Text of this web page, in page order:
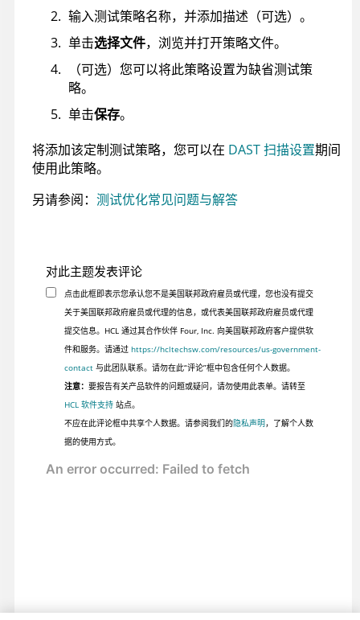
输入测试策略名称，并添加描述（可选）。
单击选择文件，浏览并打开策略文件。
（可选）您可以将此策略设置为缺省测试策
略。
单击保存。
将添加该定制测试策略，您可以在 DAST 扫描设置期间
使用此策略。
另请参阅： 测试优化常见问题与解答
对此主题发表评论
点击此框即表示您承认您不是美国联邦政府雇员或代理，您也没有提交
关于美国联邦政府雇员或代理的信息，或代表美国联邦政府雇员或代理
提交信息。HCL 通过其合作伙伴 Four, Inc. 向美国联邦政府客户提供软
件和服务。请通过 https://hcltechsw.com/resources/us-government-
contact与此团队联系。请勿在此“评论”框中包含任何个人数据。
注意： 要报告有关产品软件的问题或疑问，请勿使用此表单。请转至
HCL 软件支持站点。
不应在此评论框中共享个人数据。请参阅我们的隐私声明，了解个人数
据的使用方式。